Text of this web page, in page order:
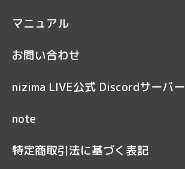
マニュアル
お問い合わせ
nizima LIVE公式 Discordサーバー
note
特定商取引法に基づく表記